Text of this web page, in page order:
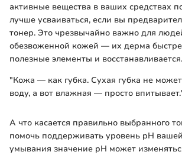
активные вещества в ваших средствах
лучше усваиваться, если вы
тонер. Это чрезвычайно важно для
обезвоженной кожей — их дерма
полезные элементы и восстанавливается.
"Кожа — как губка. Сухая губка не
воду, а вот влажная — просто
А что касается правильно выбранного
помочь поддерживать уровень pH
умывания значение pH может